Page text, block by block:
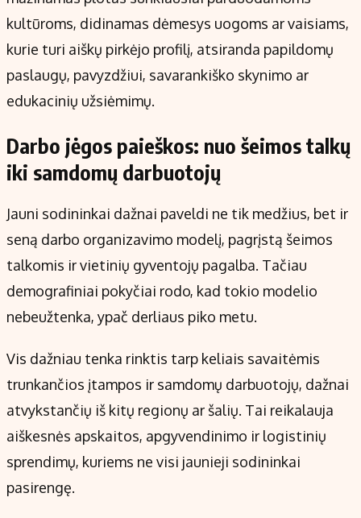
kultūroms, didinamas dėmesys uogoms ar vaisiams,
kurie turi aiškų pirkėjo profilį, atsiranda papildomų
paslaugų, pavyzdžiui, savarankiško skynimo ar
edukacinių užsiėmimų.
Darbo jėgos paieškos: nuo šeimos talkų
iki samdomų darbuotojų
Jauni sodininkai dažnai paveldi ne tik medžius, bet ir
seną darbo organizavimo modelį, pagrįstą šeimos
talkomis ir vietinių gyventojų pagalba. Tačiau
demografiniai pokyčiai rodo, kad tokio modelio
nebeužtenka, ypač derliaus piko metu.
Vis dažniau tenka rinktis tarp keliais savaitėmis
trunkančios įtampos ir samdomų darbuotojų, dažnai
atvykstančių iš kitų regionų ar šalių. Tai reikalauja
aiškesnės apskaitos, apgyvendinimo ir logistinių
sprendimų, kuriems ne visi jaunieji sodininkai
pasirengę.